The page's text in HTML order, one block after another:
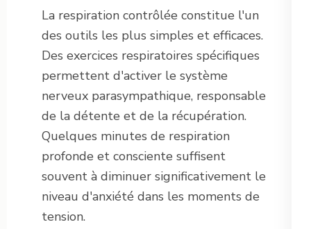
La respiration contrôlée constitue l'un
des outils les plus simples et efficaces.
Des exercices respiratoires spécifiques
permettent d'activer le système
nerveux parasympathique, responsable
de la détente et de la récupération.
Quelques minutes de respiration
profonde et consciente suffisent
souvent à diminuer significativement le
niveau d'anxiété dans les moments de
tension.